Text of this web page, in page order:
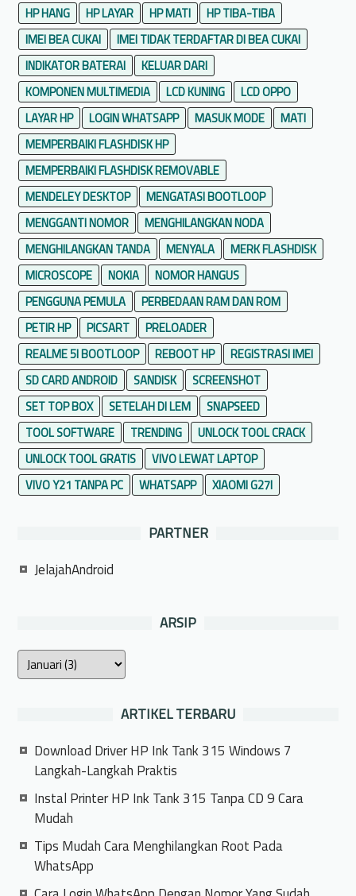
HP HANG
HP LAYAR HP MATI
HP TIBA-TIBA
IMEI BEA CUKAI
IMEI TIDAK TERDAFTAR DI BEA CUKAI
INDIKATOR BATERAI
KELUAR DARI
KOMPONEN MULTIMEDIA
LCD KUNING
LCD OPPO
LAYAR HP
LOGIN WHATSAPP MASUK MODE
MATI
MEMPERBAIKI FLASHDISK HP
MEMPERBAIKI FLASHDISK REMOVABLE
MENDELEY DESKTOP
MENGATASI BOOTLOOP
MENGGANTI NOMOR
MENGHILANGKAN NODA
MENGHILANGKAN TANDA
MENYALA
MERK FLASHDISK
MICROSCOPE
NOKIA
NOMOR HANGUS
PENGGUNA PEMULA
PERBEDAAN RAM DAN ROM
PETIR HP
PICSART
PRELOADER
REALME 5I BOOTLOOP
REBOOT HP
REGISTRASI IMEI
SD CARD ANDROID
SANDISK
SCREENSHOT
SET TOP BOX
SETELAH DI LEM
SNAPSEED
TOOL SOFTWARE
TRENDING
UNLOCK TOOL CRACK
UNLOCK TOOL GRATIS
VIVO LEWAT LAPTOP
VIVO Y21 TANPA PC
WHATSAPP XIAOMI G27I
PARTNER
JelajahAndroid
ARSIP
ARTIKEL TERBARU
Download Driver HP Ink Tank 315 Windows 7
Langkah-Langkah Praktis
Instal Printer HP Ink Tank 315 Tanpa CD 9 Cara
Mudah
Tips Mudah Cara Menghilangkan Root Pada
WhatsApp